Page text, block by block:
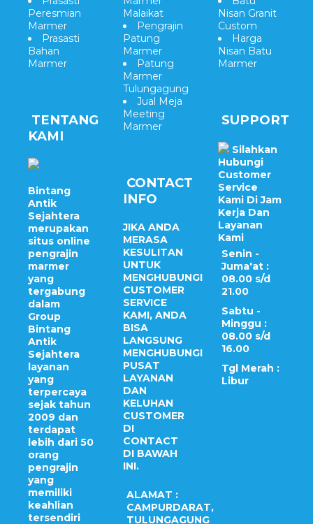
Peresmian
Marmer
Prasasti
Bahan
Marmer
TENTANG
KAMI
Bintang
Antik
Sejahtera
merupakan
situs online
pengrajin
marmer
yang
tergabung
dalam
Group
Bintang
Antik
Sejahtera
layanan
yang
terpercaya
sejak tahun
2009 dan
terdapat
lebih dari 50
orang
pengrajin
yang
memiliki
keahlian
tersendiri
Malaikat
Pengrajin
Patung
Marmer
Patung
Marmer
Tulungagung
Jual Meja
Meeting
Marmer
CONTACT
INFO
JIKA ANDA
MERASA
KESULITAN
UNTUK
MENGHUBUNGI
CUSTOMER
SERVICE
KAMI, ANDA
BISA
LANGSUNG
MENGHUBUNGI
PUSAT
LAYANAN
DAN
KELUHAN
CUSTOMER
DI
CONTACT
DI BAWAH
INI.
ALAMAT :
CAMPURDARAT,
TULUNGAGUNG
Nisan Granit
Custom
Harga
Nisan Batu
Marmer
SUPPORT
Silahkan
Hubungi
Customer
Service
Kami Di Jam
Kerja Dan
Layanan
Kami
Senin -
Juma'at :
08.00 s/d
21.00
Sabtu -
Minggu :
08.00 s/d
16.00
Tgl Merah :
Libur